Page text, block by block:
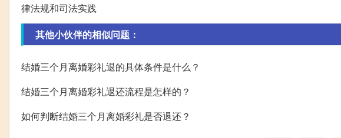
律法规和司法实践
其他小伙伴的相似问题：
结婚三个月离婚彩礼退的具体条件是什么？
结婚三个月离婚彩礼退还流程是怎样的？
如何判断结婚三个月离婚彩礼是否退还？